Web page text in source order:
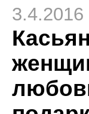
3.4.2016